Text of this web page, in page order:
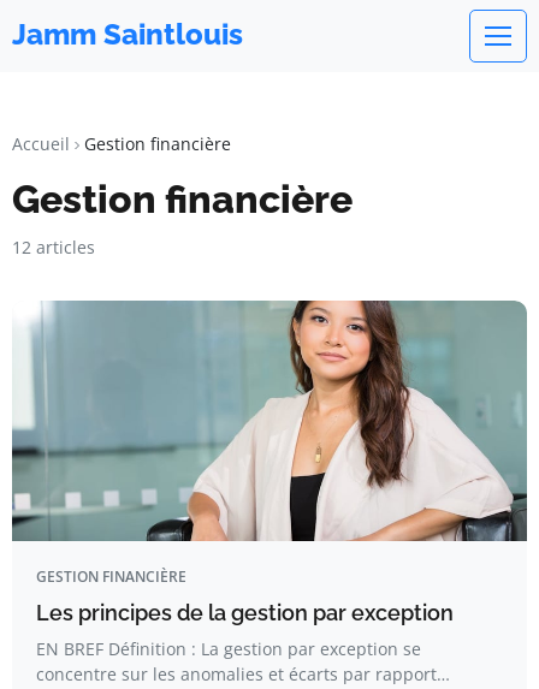
Jamm Saintlouis
Accueil Gestion financière
Gestion financière
12 articles
GESTION FINANCIÈRE
Les principes de la gestion par exception
EN BREF Définition : La gestion par exception se
concentre sur les anomalies et écarts par rapport…